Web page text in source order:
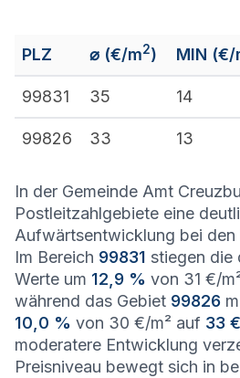
PLZ ⌀ (€/m2) MIN (€/
99831 35 14
99826 33 13
In der Gemeinde Amt
Postleitzahlgebiete eine
Aufwärtsentwicklung bei den
Im Bereich 99831 stiegen die
Werte um 12,9 % von 31 €/
während das Gebiet 99826
10,0 % von 30 €/m² auf 33
moderatere Entwicklung
Preisniveau bewegt sich in